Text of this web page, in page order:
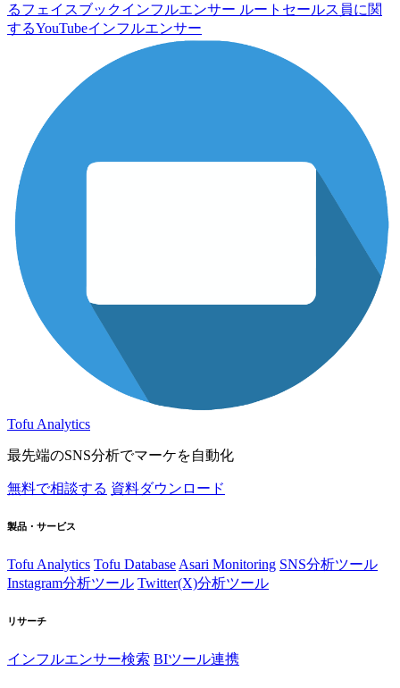
るフェイスブックインフルエンサー ルートセールス員に関
するYouTubeインフルエンサー
Tofu Analytics
最先端のSNS分析でマーケを自動化
無料で相談する 資料ダウンロード
製品・サービス
Tofu Analytics Tofu Database Asari Monitoring SNS分析ツール
Instagram分析ツール Twitter(X)分析ツール
リサーチ
インフルエンサー検索 BIツール連携